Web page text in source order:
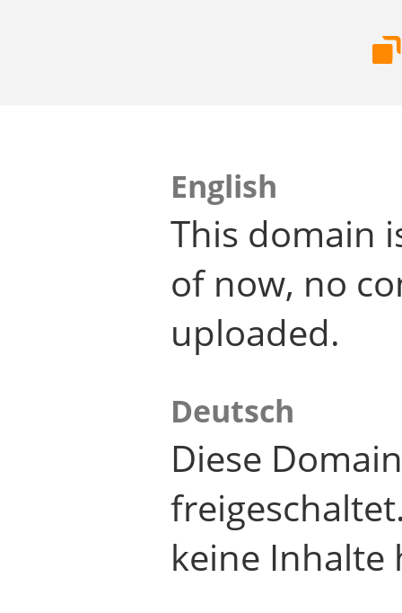
English
This domain
of now, no
uploaded.
Deutsch
Diese
keine Inhalte